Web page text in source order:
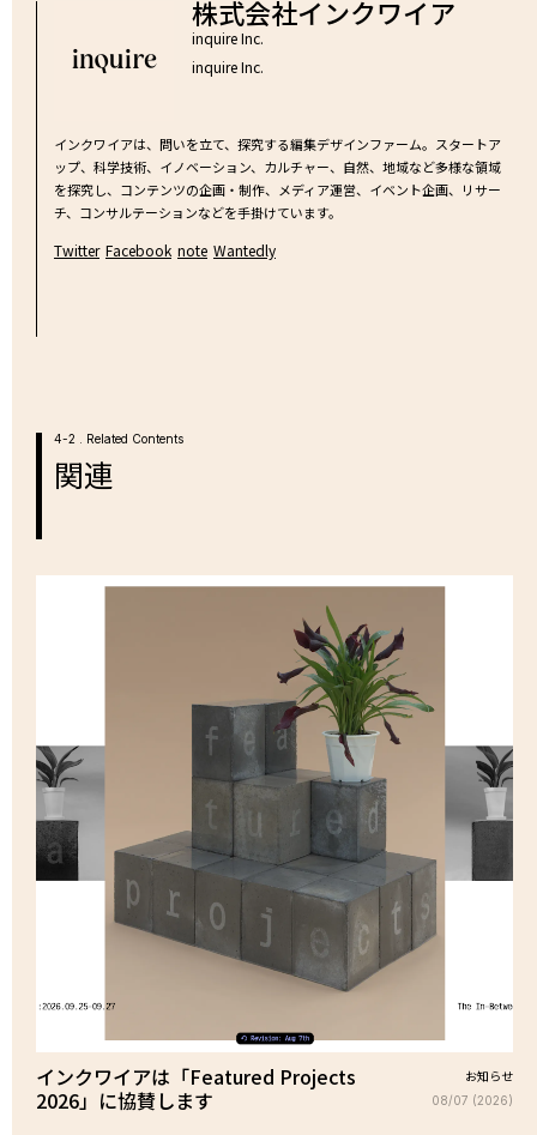
株式会社インクワイア
inquire Inc.
inquire Inc.
インクワイアは、問いを立て、探究する編集デザインファーム。スタートア
ップ、科学技術、イノベーション、カルチャー、自然、地域など多様な領域
を探究し、コンテンツの企画・制作、メディア運営、イベント企画、リサー
チ、コンサルテーションなどを手掛けています。
Twitter Facebook note Wantedly
4-2 . Related Contents
関連
インクワイアは「Featured Projects
2026」に協賛します
お知らせ
08/07 (2026)